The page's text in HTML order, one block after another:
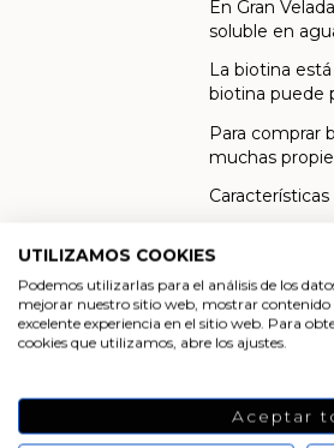
En Gran
soluble en
La biotina
biotina puede
Para comprar
muchas
No tiene
No es
UTILIZAMOS COOKIES
Podemos utilizarlas para el análisis de los
mejorar nuestro sitio web, mostrar
excelente experiencia en el sitio web. Para
cookies que utilizamos, abre los ajustes.
Aceptar